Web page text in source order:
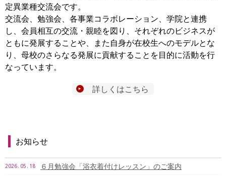
定異業種交流会です。
交流会、勉強会、各事業コラボレーション、学院と連携
し、会員相互の交流・親睦を図り、それぞれのビジネスが
ともに発展することや、また自身が在校生へのモデルとな
り、母校のさらなる発展に貢献することを目的に活動を行
なっています。
詳しくはこちら
お知らせ
2026.05.18 ６月勉強会「浴衣着付けレッスン」のご案内